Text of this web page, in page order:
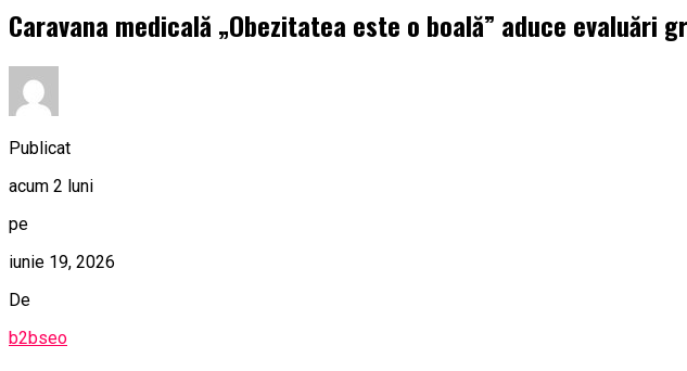
Caravana medicală „Obezitatea este o boală” aduce evaluări
Publicat
acum 2 luni
pe
iunie 19, 2026
De
b2bseo